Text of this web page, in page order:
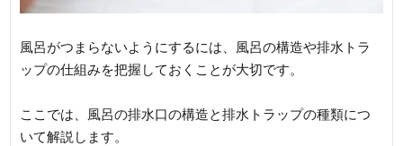
風呂がつまらないようにするには、風呂の構造や排水トラ
ップの仕組みを把握しておくことが大切です。
ここでは、風呂の排水口の構造と排水トラップの種類につ
いて解説します。